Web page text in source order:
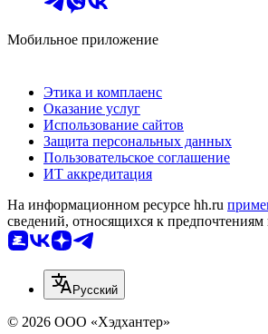
Мобильное приложение
Этика и комплаенс
Оказание услуг
Использование сайтов
Защита персональных данных
Пользовательское соглашение
ИТ аккредитация
На информационном ресурсе hh.ru
сведений, относящихся к
Русский
© 2026 ООО «Хэдхантер»